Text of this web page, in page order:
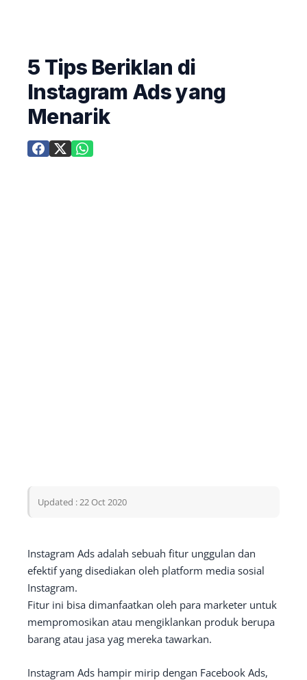
5 Tips Beriklan di
Instagram Ads yang
Menarik
Updated : 22 Oct 2020
Instagram Ads adalah sebuah fitur unggulan dan
efektif yang disediakan oleh platform media sosial
Instagram.
Fitur ini bisa dimanfaatkan oleh para marketer untuk
mempromosikan atau mengiklankan produk berupa
barang atau jasa yag mereka tawarkan.
Instagram Ads hampir mirip dengan Facebook Ads,